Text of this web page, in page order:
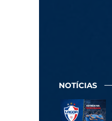
NOTÍCIAS